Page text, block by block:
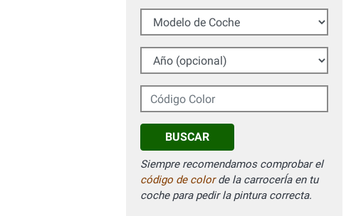
Modelo de Coche
Año (opcional)
Código Color
BUSCAR
Siempre recomendamos comprobar el
código de colorde la carrocerÍa en tu
coche para pedir la pintura correcta.